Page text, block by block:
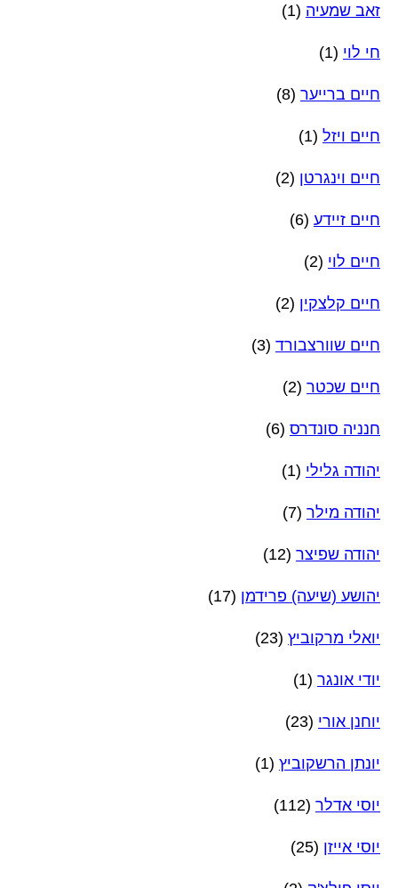
זאב שמעיה (1)
חי לוי (1)
חיים ברייער (8)
חיים ויזל (1)
חיים וינגרטן (2)
חיים זיידע (6)
חיים לוי (2)
חיים קלצקין (2)
חיים שוורצבורד (3)
חיים שכטר (2)
חנניה סונדרס (6)
יהודה גלילי (1)
יהודה מילר (7)
יהודה שפיצר (12)
יהושע (שיעה) פרידמן (17)
יואלי מרקוביץ (23)
יודי אונגר (1)
יוחנן אורי (23)
יונתן הרשקוביץ (1)
יוסי אדלר (112)
יוסי אייזן (25)